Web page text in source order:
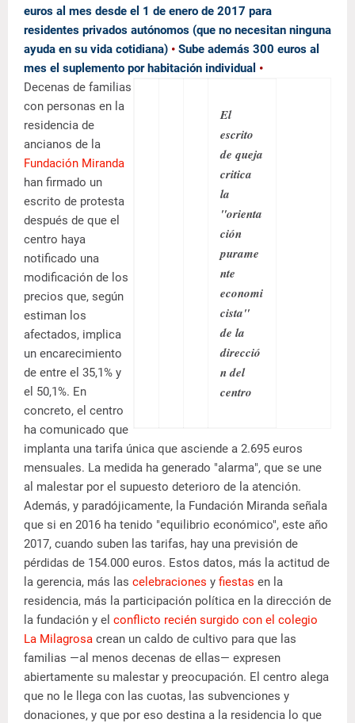
euros al mes desde el 1 de enero de 2017 para
residentes privados autónomos (que no necesitan ninguna
ayuda en su vida cotidiana) • Sube además 300 euros al
mes el suplemento por habitación individual •
El
escrito
de queja
critica
la
"orienta
ción
purame
nte
economi
cista"
de la
direcció
n del
centro
Decenas de familias
con personas en la
residencia de
ancianos de la
Fundación Miranda
han firmado un
escrito de protesta
después de que el
centro haya
notificado una
modificación de los
precios que, según
estiman los
afectados, implica
un encarecimiento
de entre el 35,1% y
el 50,1%. En
concreto, el centro
ha comunicado que
implanta una tarifa única que asciende a 2.695 euros
mensuales. La medida ha generado "alarma", que se une
al malestar por el supuesto deterioro de la atención.
Además, y paradójicamente, la Fundación Miranda señala
que si en 2016 ha tenido "equilibrio económico", este año
2017, cuando suben las tarifas, hay una previsión de
pérdidas de 154.000 euros. Estos datos, más la actitud de
la gerencia, más las celebraciones y fiestas en la
residencia, más la participación política en la dirección de
la fundación y el conflicto recién surgido con el colegio
La Milagrosa crean un caldo de cultivo para que las
familias —al menos decenas de ellas— expresen
abiertamente su malestar y preocupación. El centro alega
que no le llega con las cuotas, las subvenciones y
donaciones, y que por eso destina a la residencia lo que